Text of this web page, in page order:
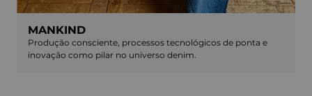
MANKIND
Produção consciente, processos tecnológicos de ponta e
inovação como pilar no universo denim.